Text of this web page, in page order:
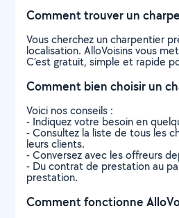
Comment trouver un
Vous cherchez un charpentier
localisation. AlloVoisins vous
C’est gratuit, simple et rapide
Comment bien choisir un
Voici nos conseils :
- Indiquez votre besoin en
- Consultez la liste de tous les
leurs clients.
- Conversez avec les offreurs
- Du contrat de prestation au
prestation.
Comment fonctionne